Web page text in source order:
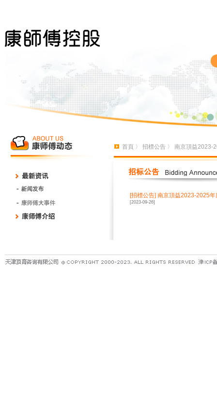
首頁 〉 招標公告 〉 南京頂益2023-
[招標公告] 南京頂益2023-2025
[2023-09-26]